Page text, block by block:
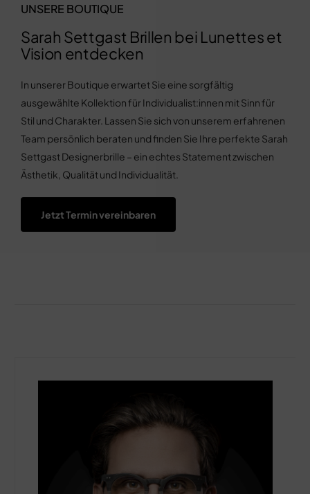
UNSERE BOUTIQUE
Sarah Settgast Brillen bei Lunettes et
Vision entdecken
In unserer Boutique erwartet Sie eine sorgfältig
ausgewählte Kollektion für Individualist:innen mit Sinn für
Stil und Charakter. Lassen Sie sich von unserem erfahrenen
Team persönlich beraten und finden Sie Ihre perfekte Sarah
Settgast Designerbrille – ein echtes Statement zwischen
Ästhetik, Qualität und Individualität.
Jetzt Termin vereinbaren